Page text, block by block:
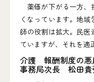
薬価が下がる一方、
くなっています。地
師の役割は拡大。民医
ていますが、それを適
介護 報酬制度の悪
事務局次長 松田貴